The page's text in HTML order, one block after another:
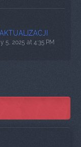
5, 2025 at 4:35 PM